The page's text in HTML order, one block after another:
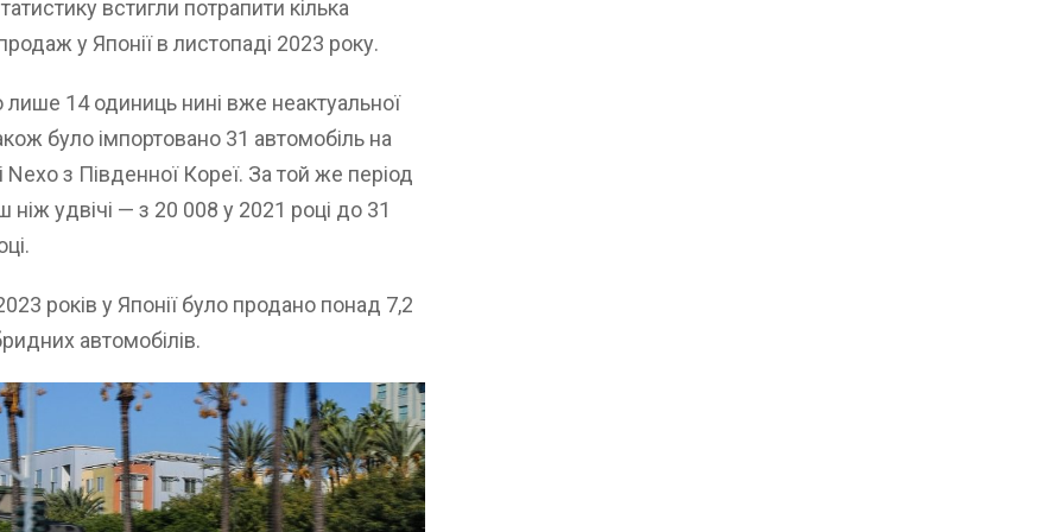
встигли потрапити кілька
у Японії в листопаді 2023 року.
14 одиниць нині вже неактуальної
було імпортовано 31 автомобіль на
з Південної Кореї. За той же період
удвічі — з 20 008 у 2021 році до 31
років у Японії було продано понад 7,2
автомобілів.